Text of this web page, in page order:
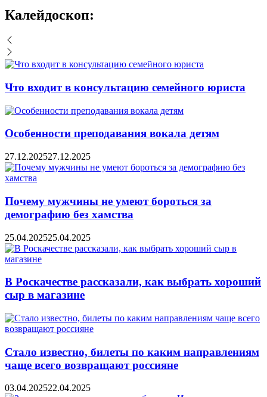
Калейдоскоп:
Что входит в консультацию семейного юриста
Особенности преподавания вокала детям
27.12.202527.12.2025
Почему мужчины не умеют бороться за
демографию без хамства
25.04.202525.04.2025
В Роскачестве рассказали, как выбрать хороший
сыр в магазине
Стало известно, билеты по каким направлениям
чаще всего возвращают россияне
03.04.202522.04.2025